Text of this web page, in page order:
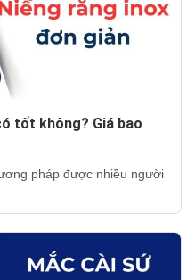
tốt không? Giá bao
pháp được nhiều người